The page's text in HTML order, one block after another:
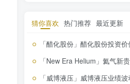
猜你喜欢 热门推荐 最近更新
「醋化股份」醋化股份投资价值解析：市场涨停背
「New Era Helium」氦气新贵NEHC：抢占北美市场，股
「威博液压」威博液压业绩波动市场情绪双